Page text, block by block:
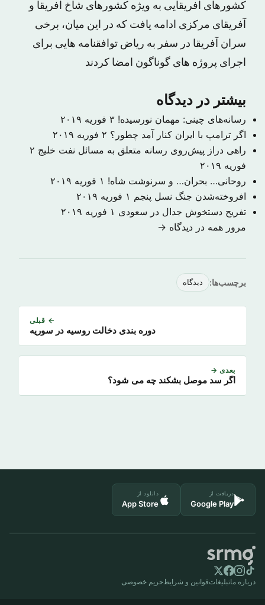
کشورهای آفریقایی به ویژه کشورهای شاخ آفریقا و
آفریقای مرکزی ادامه یافت که در این میان، برخی
سران آفریقا در سفر به ریاض توافقنامه هایی برای
اجرای پروژه های گوناگون امضا کردند
بیشتر در دیدگاه
رسانه‌های چینی: مهمان نورسیده! ۳ فوریه ۲۰۱۹
اگر ترامپ با ایران کنار آمد چطور؟ ۲ فوریه ۲۰۱۹
راهی دراز پیش‌روی رسانه متعلق به مسائل نفت خلیج ۲
فوریه ۲۰۱۹
روحانی… بحران… و سرنوشت شاه! ۱ فوریه ۲۰۱۹
افروخته‌شدن جنگ نسل پنجم ۱ فوریه ۲۰۱۹
تفریح دستخوش جدال در سعودی ۱ فوریه ۲۰۱۹
مرور همه در دیدگاه →
برچسب‌ها: دیدگاه
← قبلی
دوره بندی دخالت روسیه در سوریه
بعدی →
اگر سد موصل بشکند چه می شود؟
دریافت از
Google Play
دانلود از
App Store
درباره ماتبلیغاتقوانین و شرایط حریم خصوصی